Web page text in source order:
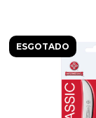
ESGOTADO